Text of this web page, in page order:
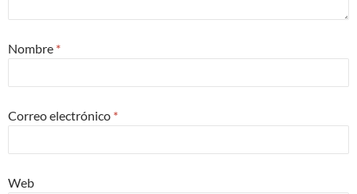
Nombre *
Correo electrónico *
Web